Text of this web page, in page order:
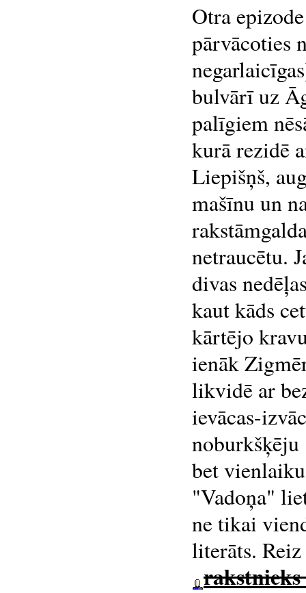
Otra
pārvācoties
bulvārī uz
palīgiem
kurā rezidē
Liepišņš,
mašīnu un
netraucētu.
divas
kaut kāds
kārtējo
ienāk
likvidē ar
ievācas-
bet
"Vadoņa"
ne tikai
literāts.